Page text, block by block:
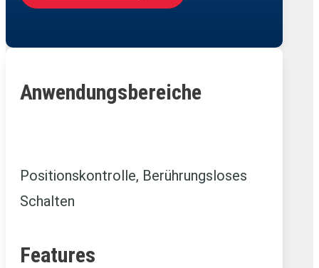
Anwendungsbereiche
Positionskontrolle, Berührungsloses
Schalten
Features